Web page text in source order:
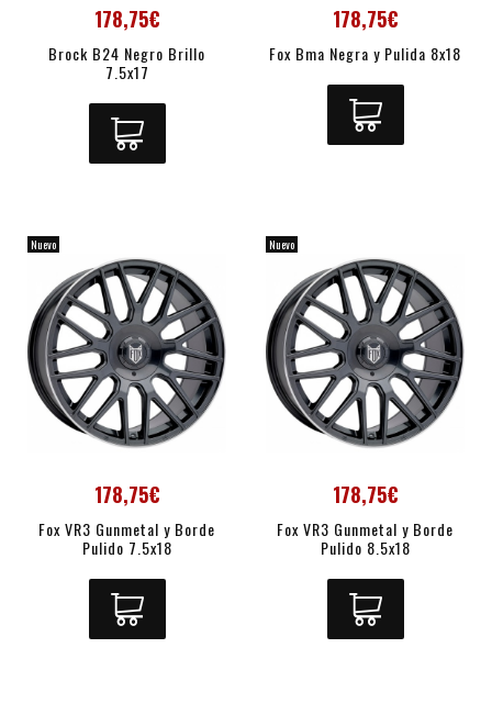
178,75€
Brock B24 Negro Brillo
7.5x17
178,75€
Fox Bma Negra y Pulida 8x18
Nuevo
178,75€
Fox VR3 Gunmetal y Borde
Pulido 7.5x18
Nuevo
178,75€
Fox VR3 Gunmetal y Borde
Pulido 8.5x18